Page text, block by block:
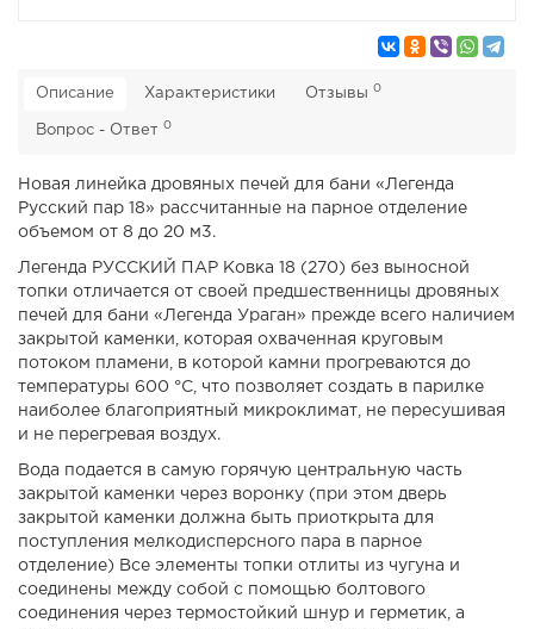
Описание Характеристики Отзывы 0
Вопрос - Ответ 0
Новая линейка дровяных печей для бани «Легенда
Русский пар 18» рассчитанные на парное отделение
объемом от 8 до 20 м3.
Легенда РУССКИЙ ПАР Ковка 18 (270) без выносной
топки отличается от своей предшественницы дровяных
печей для бани «Легенда Ураган» прежде всего наличием
закрытой каменки, которая охваченная круговым
потоком пламени, в которой камни прогреваются до
температуры 600 °С, что позволяет создать в парилке
наиболее благоприятный микроклимат, не пересушивая
и не перегревая воздух.
Вода подается в самую горячую центральную часть
закрытой каменки через воронку (при этом дверь
закрытой каменки должна быть приоткрыта для
поступления мелкодисперсного пара в парное
отделение) Все элементы топки отлиты из чугуна и
соединены между собой с помощью болтового
соединения через термостойкий шнур и герметик, а